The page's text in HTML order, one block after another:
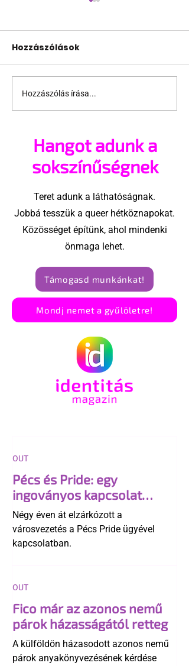
Pécs és Pride: egy
ingoványos
Hozzászólások
Hozzászólás írása...
Hangot adunk a
sokszínűségnek
Teret adunk a láthatóságnak.
Jobbá tesszük a queer hétköznapokat.
Közösséget építünk, ahol mindenki
önmaga lehet.
Támogasd munkánkat!
Mondj nemet a gyűlöletre!
Pécs és Pride: egy
ingoványos kapcsolat
története
Négy éven át elzárkózott a
városvezetés a Pécs Pride ügyével
kapcsolatban.
OUT
Fico már az azonos nemű
párok házasságától retteg
A külföldön házasodott azonos nemű
párok anyakönyvezésének kérdése
OUT